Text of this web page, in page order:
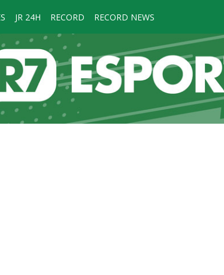
JR 24H RECORD RECORD NEWS